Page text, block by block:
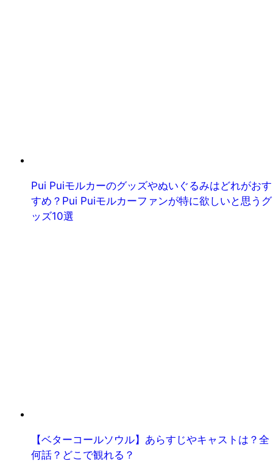
Pui Puiモルカーのグッズやぬいぐるみはどれがおす
すめ？Pui Puiモルカーファンが特に欲しいと思うグ
ッズ10選
【ベターコールソウル】あらすじやキャストは？全
何話？どこで観れる？